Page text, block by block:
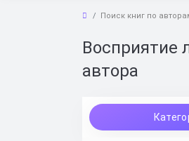
Поиск книг по
Восприятие
автора